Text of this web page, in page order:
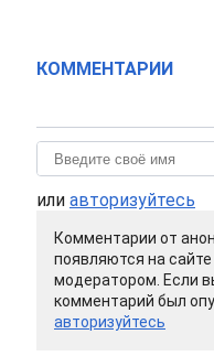
КОММЕНТАРИИ
или авторизуйтесь
Комментарии от
появляются на
модератором. Если
комментарий был
авторизуйтесь